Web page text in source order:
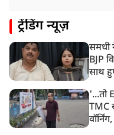
रांची: छात्रों और झारखंड
8:22 AM
देशभर में आज से 'हर घर
में करेंगे यात्रा का शुभारंभ
ट्रेंडिंग न्यूज़
समधी
BJP
साथ
'...तो
TMC